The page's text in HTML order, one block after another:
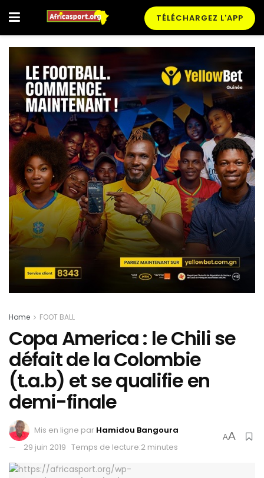
TÉLÉCHARGEZ L'APP
Home FOOT BALL
Copa America : le Chili se
défait de la Colombie
(t.a.b) et se qualifie en
demi-finale
Mis en ligne par Hamidou Bangoura
29 juin 2019 Temps de lecture:2 minutes
AA